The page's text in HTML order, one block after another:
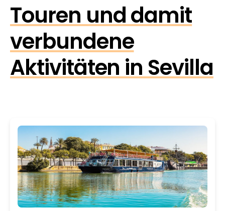
Touren und damit
verbundene
Aktivitäten in Sevilla